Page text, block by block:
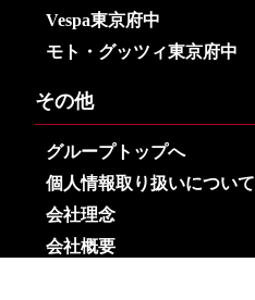
Vespa東京府中
モト・グッツィ東京府中
その他
グループトップへ
個人情報取り扱いについて
会社理念
会社概要